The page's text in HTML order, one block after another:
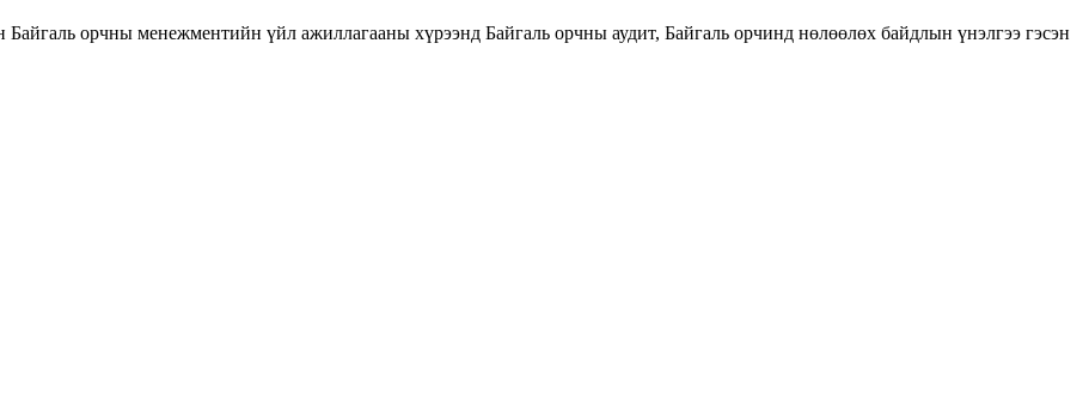
орчны менежментийн үйл ажиллагааны хүрээнд Байгаль орчны аудит, Байгаль орчинд нөлөөлөх байдлын үнэлгээ гэсэн